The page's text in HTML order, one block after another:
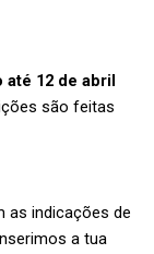
até 12 de abril
são feitas
as indicações de
a tua